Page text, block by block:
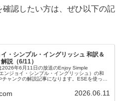
認したい方は、ぜひ以下の記
・シンプル・イングリッシュ 和訳＆
説（6/11）
2026年6月11日の放送のEnjoy Simple
ンジョイ・シンプル・イングリッシュ）の和
チャンクの解説記事になります。ESEを使って
したい方などの英語学習をサポートするために
しています。ぜひご覧ください。2026.06.11